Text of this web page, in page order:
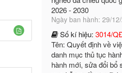
Số kí hiệu:
3014/
Tên: Quyết định về
danh mục thủ tục
hành mới, sửa đổi bổ
vực hỗ trợ đầu tư, lĩnh
lựa chọn nhà thầu
giải quyết của Sở Tài